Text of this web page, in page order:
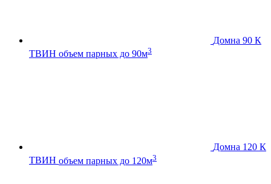
Домна 90 К
ТВИН объем парных до 90м3
Домна 120 К
ТВИН объем парных до 120м3